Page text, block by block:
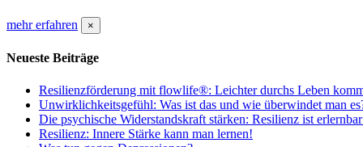
mehr erfahren ×
Neueste Beiträge
Resilienzförderung mit flowlife®: Leichter durchs Leben
Unwirklichkeitsgefühl: Was ist das und wie überwindet man
Die psychische Widerstandskraft stärken: Resilienz ist
Resilienz: Innere Stärke kann man lernen!